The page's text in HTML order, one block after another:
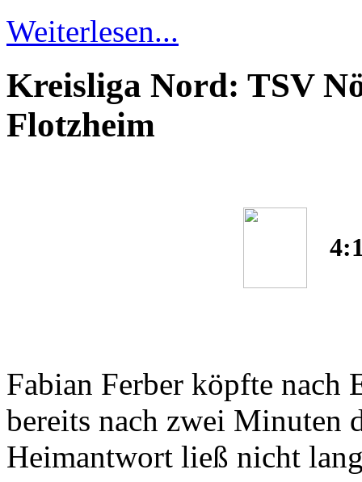
Weiterlesen...
Kreisliga Nord: TSV
Flotzheim
Fabian Ferber köpfte nach
bereits nach zwei Minuten
Heimantwort ließ nicht